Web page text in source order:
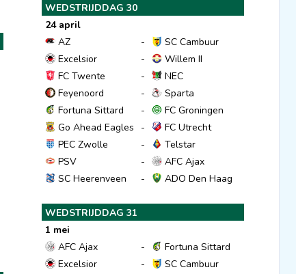
WEDSTRIJDDAG 30
24 april
AZ
-
SC Cambuur
Excelsior
-
Willem II
FC Twente
-
NEC
Feyenoord
-
Sparta
Fortuna Sittard
-
FC Groningen
Go Ahead Eagles
-
FC Utrecht
PEC Zwolle
-
Telstar
PSV
-
AFC Ajax
SC Heerenveen
- ADO Den Haag
WEDSTRIJDDAG 31
1 mei
AFC Ajax
-
Fortuna Sittard
Excelsior
-
SC Cambuur